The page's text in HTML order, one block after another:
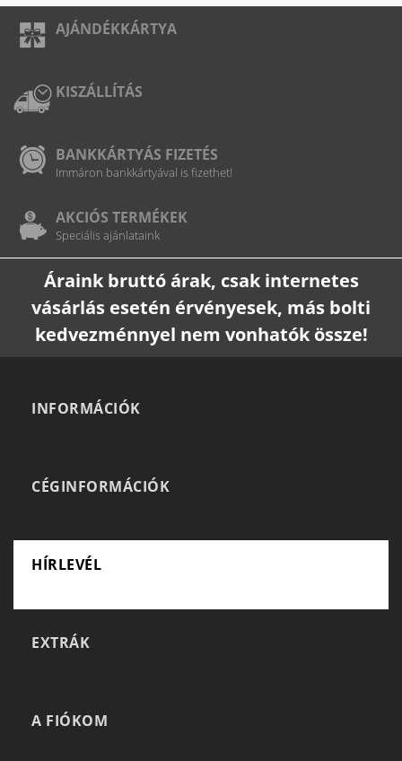
AJÁNDÉKKÁRTYA
KISZÁLLÍTÁS
BANKKÁRTYÁS FIZETÉS
Immáron bankkártyával is fizethet!
AKCIÓS TERMÉKEK
Speciális ajánlataink
Áraink bruttó árak, csak internetes
vásárlás esetén érvényesek, más bolti
kedvezménnyel nem vonhatók össze!
INFORMÁCIÓK
CÉGINFORMÁCIÓK
HÍRLEVÉL
EXTRÁK
A FIÓKOM